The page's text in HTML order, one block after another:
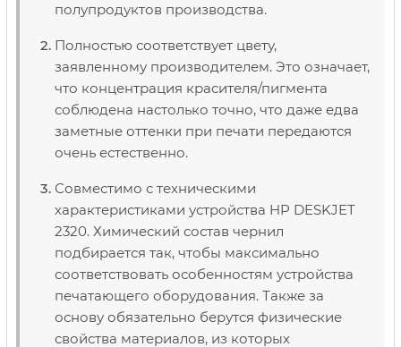
полупродуктов производства.
Полностью соответствует цвету,
заявленному производителем. Это означает,
что концентрация красителя/пигмента
соблюдена настолько точно, что даже едва
заметные оттенки при печати передаются
очень естественно.
Совместимо с техническими
характеристиками устройства HP DESKJET
2320. Химический состав чернил
подбирается так, чтобы максимально
соответствовать особенностям устройства
печатающего оборудования. Также за
основу обязательно берутся физические
свойства материалов, из которых